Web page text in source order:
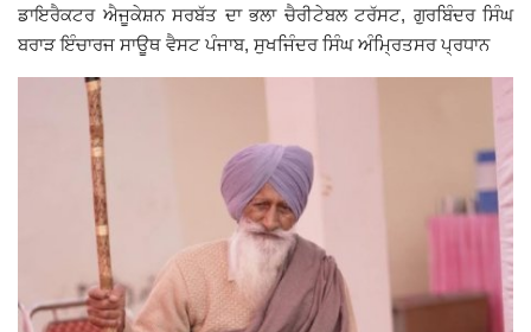
Sri Muktsar Sahib News
Life & Style
Important
ਡਾਇਰੈਕਟਰ ਐਜੂਕੇਸ਼ਨ ਸਰਬੱਤ ਦਾ ਭਲਾ ਚੈਰੀਟੇਬਲ ਟਰੱਸਟ, ਗੁਰਬਿੰਦਰ ਸਿੰਘ
ਬਰਾੜ ਇੰਚਾਰਜ ਸਾਊਥ ਵੈਸਟ ਪੰਜਾਬ, ਸੁਖਜਿੰਦਰ ਸਿੰਘ ਅੰਮ੍ਰਿਤਸਰ ਪ੍ਰਧਾਨ